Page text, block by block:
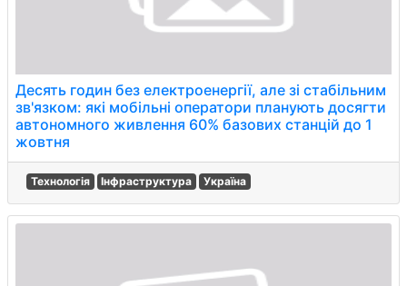
Десять годин без електроенергії, але зі стабільним
зв'язком: які мобільні оператори планують досягти
автономного живлення 60% базових станцій до 1
жовтня
Технологія Інфраструктура Україна